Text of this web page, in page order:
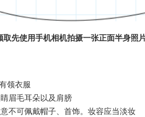
取先使用手机相机拍摄一张正面半身照
领衣服
眉毛耳朵以及肩膀
不可佩戴帽子、首饰。妆容应当淡妆